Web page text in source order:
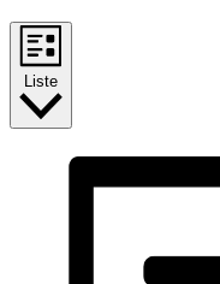
Liste